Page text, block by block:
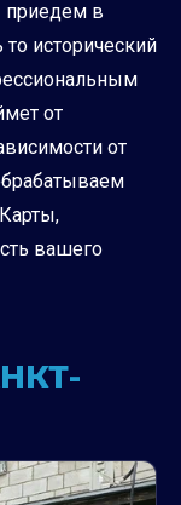
приедем в
исторический
от
от
вашего